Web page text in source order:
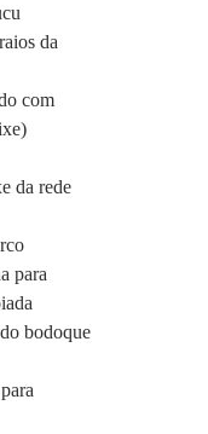
da
com
da rede
para
bodoque